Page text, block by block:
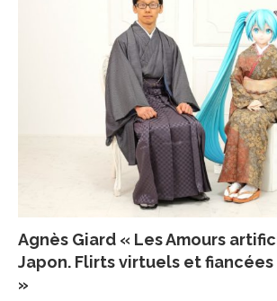
Agnès Giard « Les Amours
Japon. Flirts virtuels et fiancées
»